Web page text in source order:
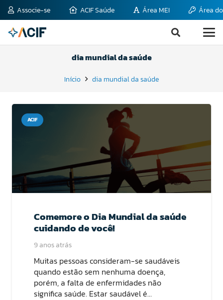
Associe-se ACIF Saúde Área MEI Área
dia mundial da saúde
Início dia mundial da saúde
ACIF
Comemore o Dia Mundial da saúde
cuidando de você!
9 anos atrás
Muitas pessoas consideram-se saudáveis
quando estão sem nenhuma doença,
porém, a falta de enfermidades não
significa saúde. Estar saudável é…